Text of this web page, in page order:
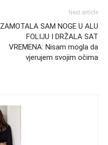
Next article
ZAMOTALA SAM NOGE U ALU
FOLIJU I DRŽALA SAT
VREMENA: Nisam mogla da
vjerujem svojim očima